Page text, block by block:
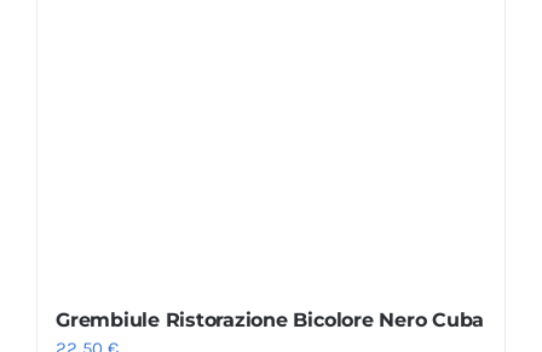
Grembiule Ristorazione Bicolore Nero Cuba